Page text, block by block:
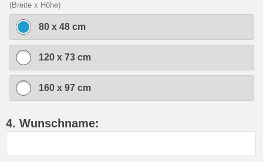
(Breite x Höhe)
80 x 48 cm
120 x 73 cm
160 x 97 cm
4. Wunschname: